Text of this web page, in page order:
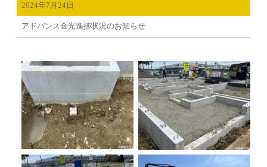
2024年7月24日
アドバンス金光進捗状況のお知らせ